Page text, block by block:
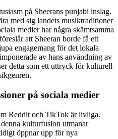
på Sheerans punjabi inslag.
med sig landets musiktraditioner
medier har några skämtsamma
att Sheeran borde få ett
engagemang för det lokala
av hans användning av
detta som ett uttryck för kulturell
på sociala medier
Reddit och TikTok är livliga.
kulturfusion utmanar
öppnar upp för nya